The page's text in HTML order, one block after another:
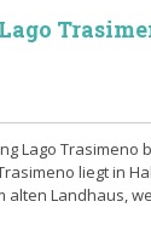
Lago Trasimeno
liegt in
alten Landhaus,